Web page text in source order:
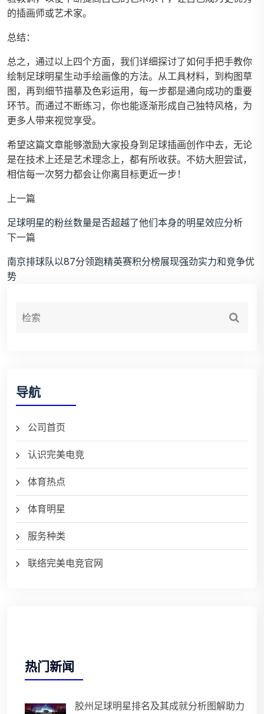
的插画师或艺术家。
总结：
总之，通过以上四个方面，我们详细探讨了如何手把手教你
绘制足球明星生动手绘画像的方法。从工具材料，到构图草
图，再到细节描摹及色彩运用，每一步都是通向成功的重要
环节。而通过不断练习，你也能逐渐形成自己独特风格，为
更多人带来视觉享受。
希望这篇文章能够激励大家投身到足球插画创作中去，无论
是在技术上还是艺术理念上，都有所收获。不妨大胆尝试，
相信每一次努力都会让你离目标更近一步！
上一篇
足球明星的粉丝数量是否超越了他们本身的明星效应分析
下一篇
南京排球队以87分领跑精英赛积分榜展现强劲实力和竞争优
势
导航
公司首页
认识完美电竞
体育热点
体育明星
服务种类
联络完美电竞官网
热门新闻
胶州足球明星排名及其成就分析图解助力